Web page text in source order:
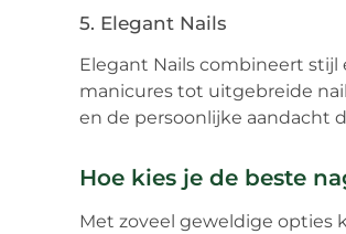
5. Elegant Nails
Elegant Nails combineert
manicures tot uitgebreide
en de persoonlijke aandacht
Hoe kies je de beste
Met zoveel geweldige opties